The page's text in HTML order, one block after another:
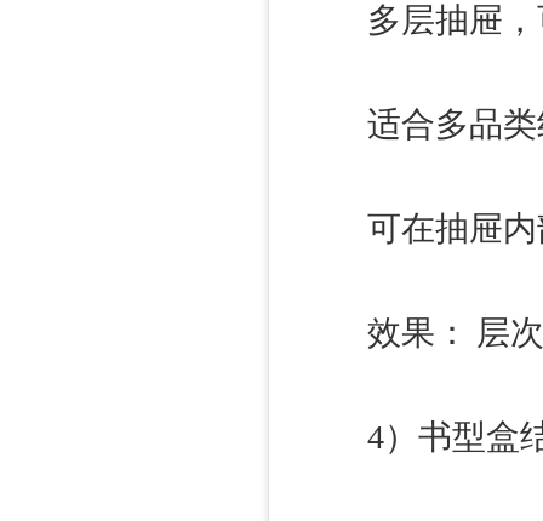
多层抽屉，
适合多品类
可在抽屉内
效果： 层次
4）书型盒结